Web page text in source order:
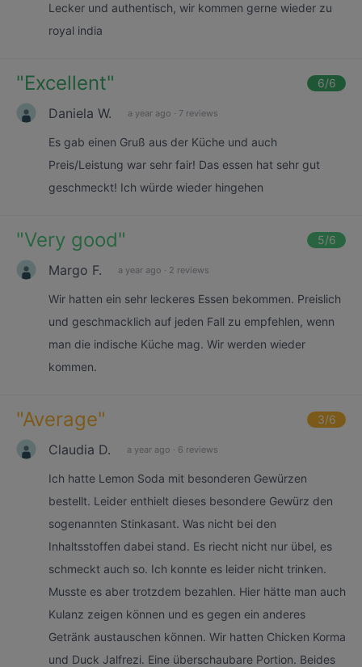
Lecker und authentisch, wir kommen gerne wieder zu
royal india
"Excellent" 6/6
Daniela W. a year ago · 7 reviews
Es gab einen Gruß aus der Küche und auch
Preis/Leistung war sehr fair! Das essen hat sehr gut
geschmeckt! Ich würde wieder hingehen
"Very good" 5/6
Margo F. a year ago · 2 reviews
Wir hatten ein sehr leckeres Essen bekommen. Preislich
und geschmacklich auf jeden Fall zu empfehlen, wenn
man die indische Küche mag. Wir werden wieder
kommen.
"Average" 3/6
Claudia D. a year ago · 6 reviews
Ich hatte Lemon Soda mit besonderen Gewürzen
bestellt. Leider enthielt dieses besondere Gewürz den
sogenannten Stinkasant. Was nicht bei den
Inhaltsstoffen dabei stand. Es riecht nicht nur übel, es
schmeckt auch so. Ich konnte es leider nicht trinken.
Musste es aber trotzdem bezahlen. Hier hätte man auch
Kulanz zeigen können und es gegen ein anderes
Getränk austauschen können. Wir hatten Chicken Korma
und Duck Jalfrezi. Eine überschaubare Portion. Beides